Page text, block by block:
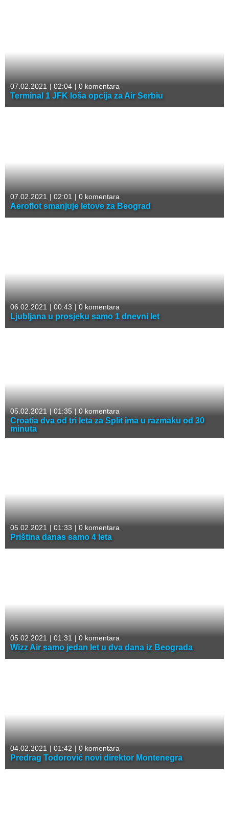
07.02.2021 | 02:04 | 0 komentara
Terminal 1 JFK loša opcija za Air Serbiu
07.02.2021 | 02:01 | 0 komentara
Aeroflot smanjuje letove za Beograd
06.02.2021 | 00:43 | 0 komentara
Ljubljana u prosjeku samo 1 dnevni let
05.02.2021 |01:35 |0 komentara
Croatia dva od tri leta za Split ima u razmaku od 30
minuta
05.02.2021 | 01:33 | 0 komentara
Priština danas samo 4 leta
05.02.2021 | 01:31 | 0 komentara
Wizz Air samo jedan let u dva dana iz Beograda
04.02.2021 | 01:42 | 0 komentara
Predrag Todorović novi direktor Montenegra